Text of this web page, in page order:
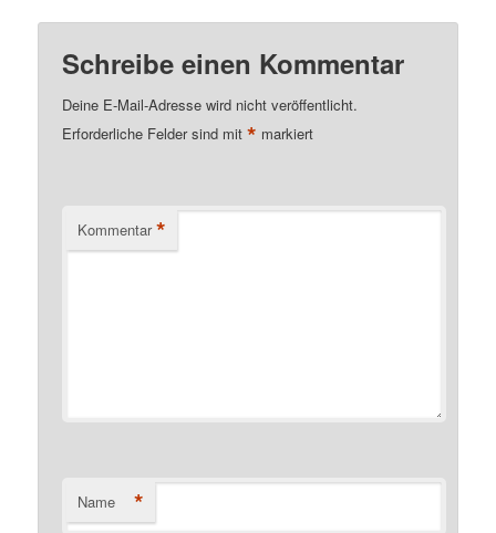
Schreibe einen Kommentar
Deine E-Mail-Adresse wird nicht veröffentlicht.
Erforderliche Felder sind mit* markiert
Kommentar *
Name *